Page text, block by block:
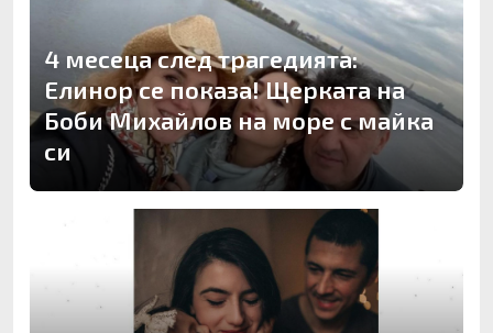
4 месеца след трагедията:
Елинор се показа! Щерката на
Боби Михайлов на море с майка
си